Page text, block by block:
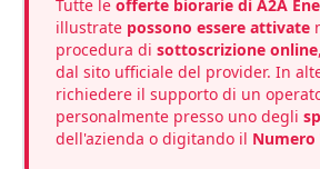
Tutte le offerte biorarie di A2A
illustrate possono essere attivate
procedura di sottoscrizione online
dal sito ufficiale del provider. In
richiedere il supporto di un
personalmente presso uno degli
dell'azienda o digitando il Numero